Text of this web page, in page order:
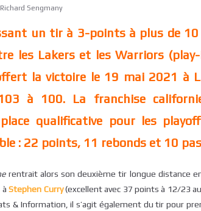
Richard Sengmany
un tir à 3-points à plus de
les Lakers et les Warriors
la victoire le 19 mai 2021 à
à 100. La franchise
qualificative pour les
: 22 points, 11 rebonds et 10
rentrait alors son deuxième tir longue distance
àStephen Curry(excellent avec 37 points à 12/23
& Information, il s’agit également du tir pour